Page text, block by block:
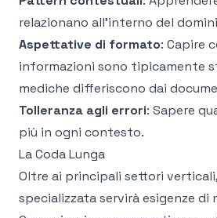
relazionano all'interno del
Aspettative di formato: Capire
informazioni sono tipicamente
mediche differiscono dai
Tolleranza agli errori: Sapere
più in ogni contesto.
La Coda Lunga
Oltre ai principali settori
specializzata servirà esigenze di